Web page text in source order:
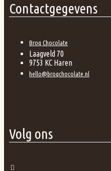
Contactgegevens
Broq Chocolate
Laagveld 70
9753 KC Haren
hello@broqchocolate.nl
Volg ons